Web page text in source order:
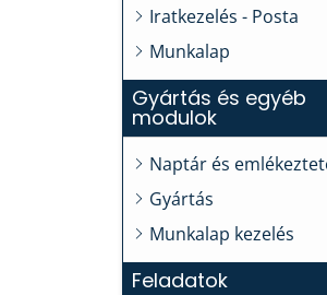
Iratkezelés - Posta
Munkalap
Gyártás és egyéb
modulok
Naptár és
Gyártás
Munkalap kezelés
Feladatok